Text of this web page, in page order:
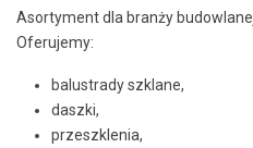
Asortyment dla branży
Oferujemy:
balustrady szklane,
daszki,
przeszklenia,